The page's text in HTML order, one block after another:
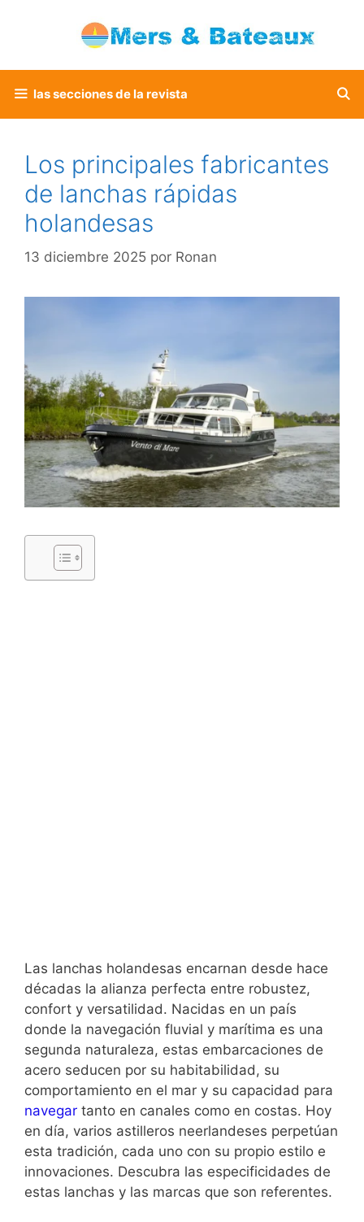
las secciones de la revista
Los principales fabricantes
de lanchas rápidas
holandesas
13 diciembre 2025 por Ronan
Las lanchas holandesas encarnan desde hace
décadas la alianza perfecta entre robustez,
confort y versatilidad. Nacidas en un país
donde la navegación fluvial y marítima es una
segunda naturaleza, estas embarcaciones de
acero seducen por su habitabilidad, su
comportamiento en el mar y su capacidad para
navegar tanto en canales como en costas. Hoy
en día, varios astilleros neerlandeses perpetúan
esta tradición, cada uno con su propio estilo e
innovaciones. Descubra las especificidades de
estas lanchas y las marcas que son referentes.